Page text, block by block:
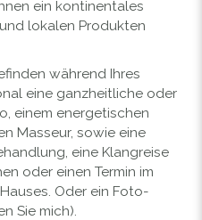
ein kontinentales
lokalen Produkten
während Ihres
eine ganzheitliche oder
einem energetischen
Masseur, sowie eine
eine Klangreise
oder einen Termin im
Oder ein Foto-
Sie mich).